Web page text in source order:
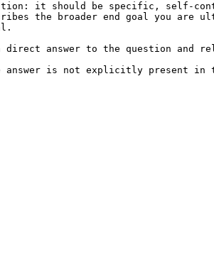
it should be specific, self-
the broader end goal you are
answer to the question and
answer is not explicitly